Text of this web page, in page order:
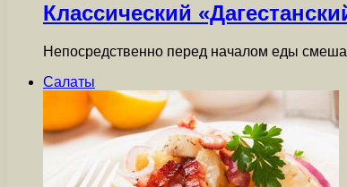
Классический
Непосредственно перед началом еды
Салаты